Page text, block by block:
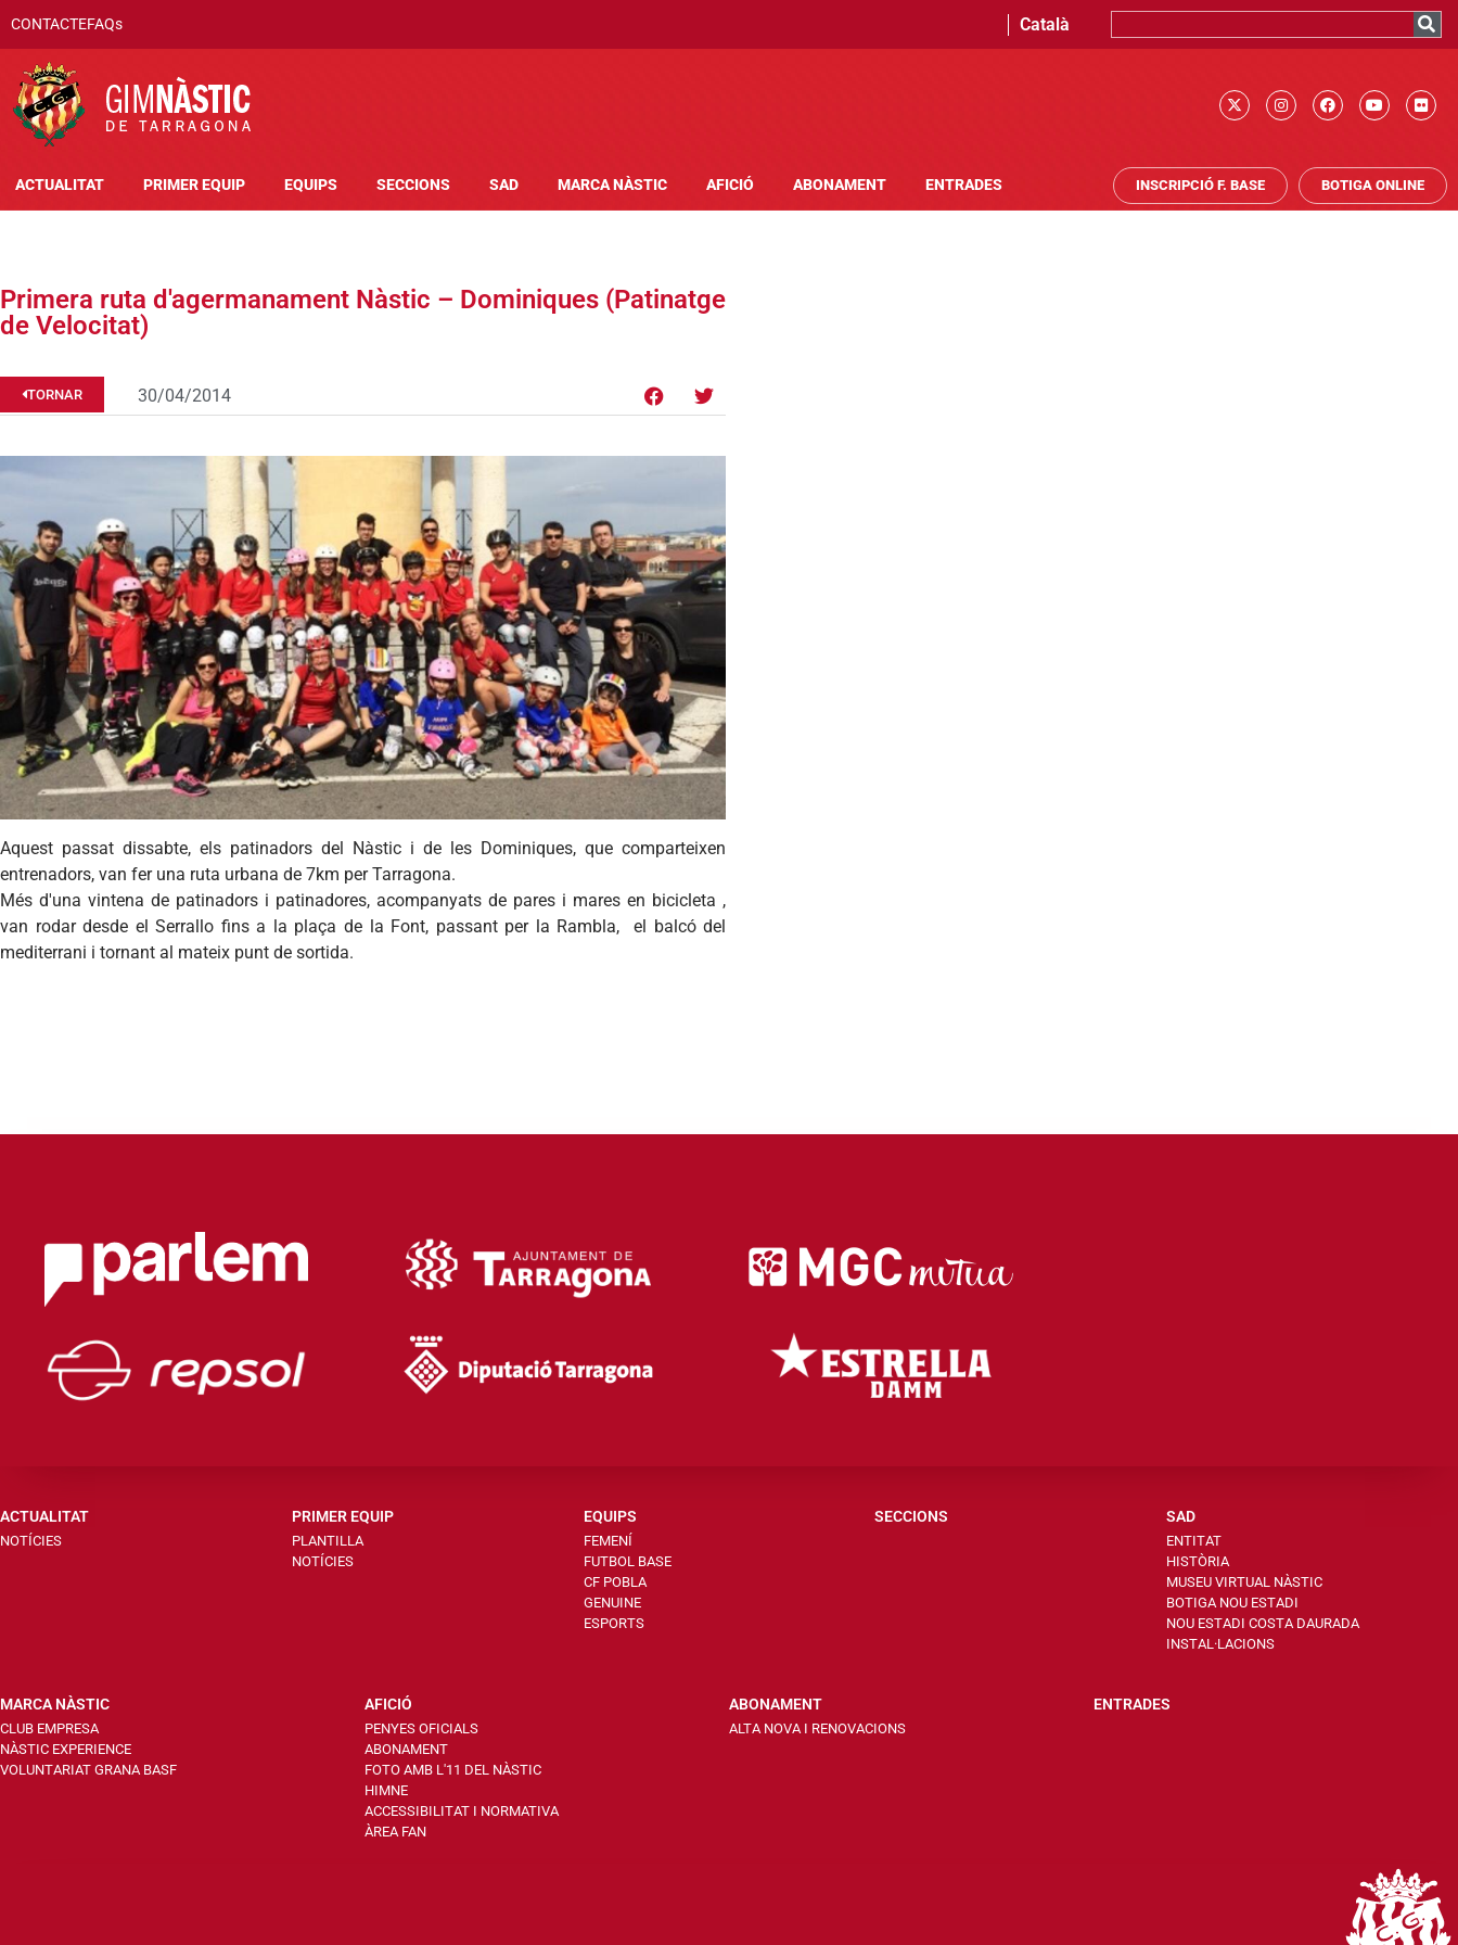
CONTACTEFAQs Català
ACTUALITAT PRIMER EQUIP EQUIPS SECCIONS SAD MARCA NÀSTIC AFICIÓ ABONAMENT ENTRADES INSCRIPCIÓ F. BASE BOTIGA ONLINE
Primera ruta d'agermanament Nàstic – Dominiques (Patinatge
de Velocitat)
TORNAR 30/04/2014
Aquest passat dissabte, els patinadors del Nàstic i de les Dominiques, que comparteixen
entrenadors, van fer una ruta urbana de 7km per Tarragona.
Més d'una vintena de patinadors i patinadores, acompanyats de pares i mares en bicicleta ,
van rodar desde el Serrallo fins a la plaça de la Font, passant per la Rambla, el balcó del
mediterrani i tornant al mateix punt de sortida.
ACTUALITAT
NOTÍCIES
PRIMER EQUIP
PLANTILLA
NOTÍCIES
EQUIPS
FEMENÍ
FUTBOL BASE
CF POBLA
GENUINE
ESPORTS
SECCIONS SAD
ENTITAT
HISTÒRIA
MUSEU VIRTUAL NÀSTIC
BOTIGA NOU ESTADI
NOU ESTADI COSTA DAURADA
INSTAL·LACIONS
MARCA NÀSTIC
CLUB EMPRESA
NÀSTIC EXPERIENCE
VOLUNTARIAT GRANA BASF
AFICIÓ
PENYES OFICIALS
ABONAMENT
FOTO AMB L'11 DEL NÀSTIC
HIMNE
ACCESSIBILITAT I NORMATIVA
ÀREA FAN
ABONAMENT
ALTA NOVA I RENOVACIONS
ENTRADES